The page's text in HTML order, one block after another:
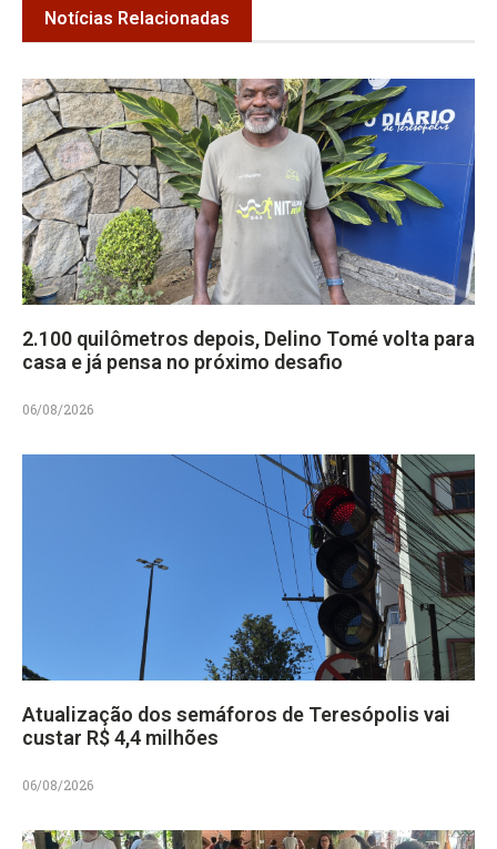
Notícias Relacionadas
2.100 quilômetros depois, Delino Tomé volta para
casa e já pensa no próximo desafio
06/08/2026
Atualização dos semáforos de Teresópolis vai
custar R$ 4,4 milhões
06/08/2026